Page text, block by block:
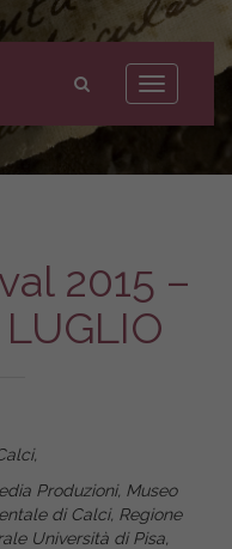
Toggle
navigation
2015 –
Produzioni, Museo
di Calci, Regione
Università di Pisa,